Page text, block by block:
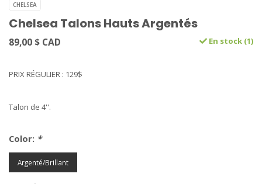
CHELSEA
Chelsea Talons Hauts Argentés
89,00 $ CAD En stock (1)
PRIX RÉGULIER : 129$
Talon de 4''.
Color: *
Argenté/Brillant